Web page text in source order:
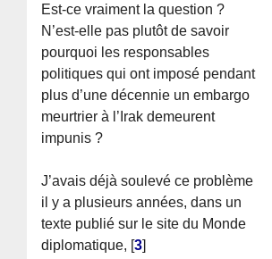
Est-ce vraiment la question ?
N’est-elle pas plutôt de savoir
pourquoi les responsables
politiques qui ont imposé pendant
plus d’une décennie un embargo
meurtrier à l’Irak demeurent
impunis ?
J’avais déjà soulevé ce problème
il y a plusieurs années, dans un
texte publié sur le site du Monde
diplomatique, [3]